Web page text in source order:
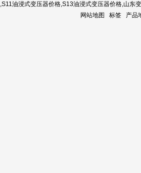
,S11油浸式变压器价格,S13油浸式变压器价格,山东
网站地图
标签 产品